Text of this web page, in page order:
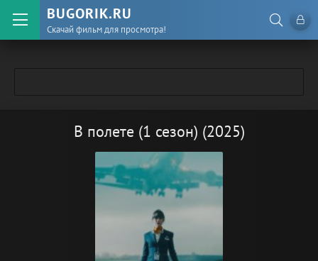
BUGORIK.RU
Скачай фильм для просмотра!
В полете (1 сезон) (2025)